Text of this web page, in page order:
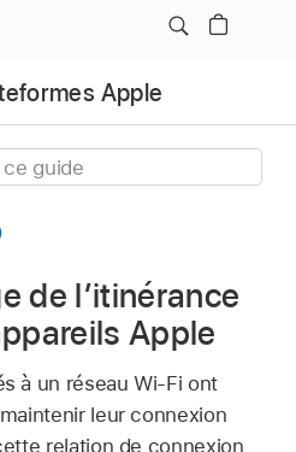
Apple
de l’itinérance
Apple
à un réseauWi-Fi ont
leur connexion
relation de connexion